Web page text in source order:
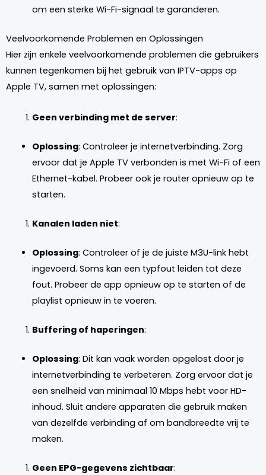
om een sterke Wi-Fi-signaal te garanderen.
Veelvoorkomende Problemen en Oplossingen
Hier zijn enkele veelvoorkomende problemen die gebruikers
kunnen tegenkomen bij het gebruik van IPTV-apps op
Apple TV, samen met oplossingen:
Geen verbinding met de server:
Oplossing: Controleer je internetverbinding. Zorg
ervoor dat je Apple TV verbonden is met Wi-Fi of een
Ethernet-kabel. Probeer ook je router opnieuw op te
starten.
Kanalen laden niet:
Oplossing: Controleer of je de juiste M3U-link hebt
ingevoerd. Soms kan een typfout leiden tot deze
fout. Probeer de app opnieuw op te starten of de
playlist opnieuw in te voeren.
Buffering of haperingen:
Oplossing: Dit kan vaak worden opgelost door je
internetverbinding te verbeteren. Zorg ervoor dat je
een snelheid van minimaal 10 Mbps hebt voor HD-
inhoud. Sluit andere apparaten die gebruik maken
van dezelfde verbinding af om bandbreedte vrij te
maken.
Geen EPG-gegevens zichtbaar: